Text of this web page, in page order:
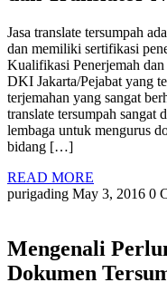
Jasa translate tersumpah
dan memiliki sertifikasi
Kualifikasi Penerjemah
DKI Jakarta/Pejabat yang
terjemahan yang sangat
translate tersumpah sangat
lembaga untuk mengurus
bidang […]
READ MORE
MORE
purigading May 3, 2016 0
Mengenali
Dokumen